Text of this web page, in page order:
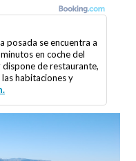
posada se encuentra a
en coche del
dispone de restaurante,
habitaciones y